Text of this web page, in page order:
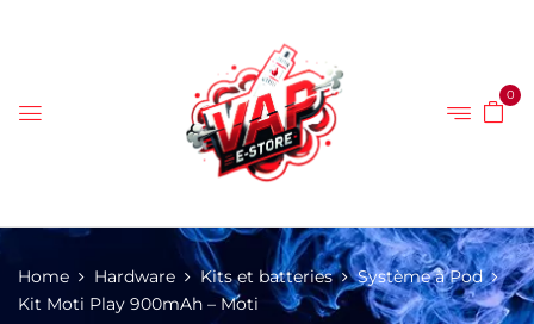
0
Home Hardware Kits et batteries
Système à Pod
Kit Moti Play 900mAh – Moti